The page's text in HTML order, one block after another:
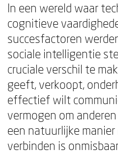
In een wereld waar
cognitieve
succesfactoren
sociale intelligentie
cruciale verschil te
geeft, verkoopt,
effectief wilt
vermogen om
een natuurlijke
verbinden is